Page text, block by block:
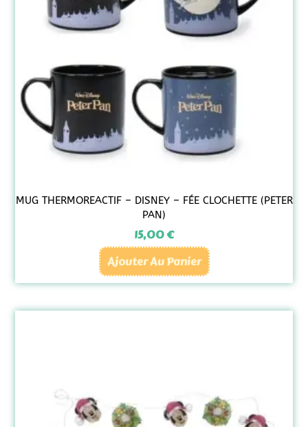
MUG THERMOREACTIF – DISNEY – FÉE CLOCHETTE (PETER
PAN)
15,00€
Ajouter Au Panier